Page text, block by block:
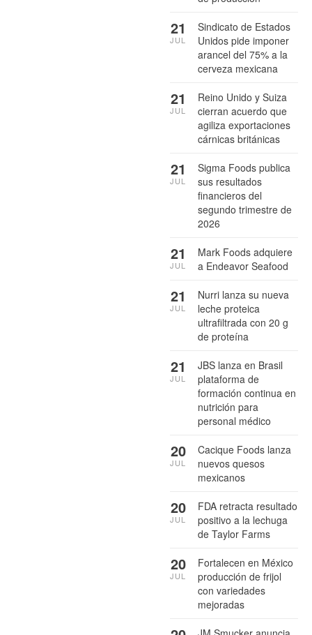
Sindicato de Estados
Unidos pide imponer
arancel del 75% a la
cerveza mexicana
21
JUL
Reino Unido y Suiza
cierran acuerdo que
agiliza exportaciones
cárnicas británicas
21
JUL
Sigma Foods publica
sus resultados
financieros del
segundo trimestre de
2026
21
JUL
Mark Foods adquiere
a Endeavor Seafood
21
JUL
Nurri lanza su nueva
leche proteica
ultrafiltrada con 20 g
de proteína
21
JUL
JBS lanza en Brasil
plataforma de
formación continua en
nutrición para
personal médico
21
JUL
Cacique Foods lanza
nuevos quesos
mexicanos
20
JUL
FDA retracta resultado
positivo a la lechuga
de Taylor Farms
20
JUL
Fortalecen en México
producción de frijol
con variedades
mejoradas
20
JUL